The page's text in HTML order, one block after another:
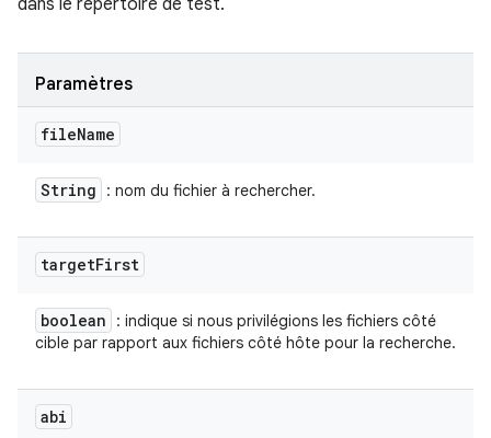
dans le répertoire de test.
Paramètres
fileName
String : nom du fichier à rechercher.
targetFirst
boolean
: indique si nous privilégions les fichiers côté
cible par rapport aux fichiers côté hôte pour la recherche.
abi